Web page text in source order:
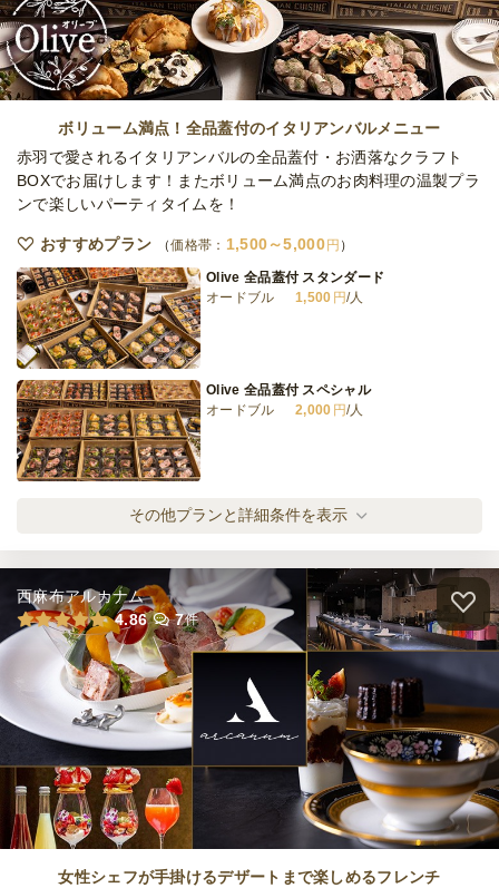
ナチュラルダイニングスタンダード
ネオダイニングボリューミー
オードブル
締切 7日前15時
定休日 日・土
最低ご注文金額 120,000円
ボリューム満点！全品蓋付のイタリアンバルメニュー
赤羽で愛されるイタリアンバルの全品蓋付・お洒落なクラフト
BOXでお届けします！またボリューム満点のお肉料理の温製プラ
ンで楽しいパーティタイムを！
おすすめプラン 価格帯： 1,500～5,000円
Olive 全品蓋付 スタンダード
オードブル
1,500 円/人
Olive 全品蓋付 スペシャル
オードブル
2,000 円/人
オードブル
2,500円/人
Olive 全品蓋付 ボナペティート
オードブル
3,000円/人
Olive 蓋付と温製 ラグジュアリー
4,500 円/人
Olive 蓋付と温製 アニバーサリープラン
その他プランと詳細条件を表示
西麻布アルカナム
4.86
7件
女性シェフが手掛けるデザートまで楽しめるフレンチ